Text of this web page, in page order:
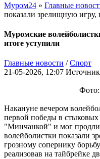
Муром24 » Главные
показали зрелищную игру,
Муромские
итоге уступили
Главные новости /Cпорт
21-05-2026, 12:07
Фото:
Накануне вечером
первой победы в
"Минчанкой" и мог
волейболистки показали
грозному сопернику
реализовав на тайбрейке